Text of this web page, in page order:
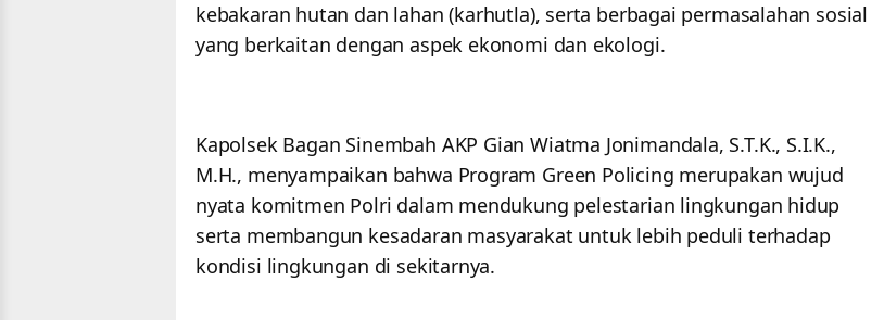
kebakaran hutan dan lahan (karhutla), serta berbagai permasalahan sosial
yang berkaitan dengan aspek ekonomi dan ekologi.
Kapolsek Bagan Sinembah AKP Gian Wiatma Jonimandala, S.T.K., S.I.K.,
M.H., menyampaikan bahwa Program Green Policing merupakan wujud
nyata komitmen Polri dalam mendukung pelestarian lingkungan hidup
serta membangun kesadaran masyarakat untuk lebih peduli terhadap
kondisi lingkungan di sekitarnya.